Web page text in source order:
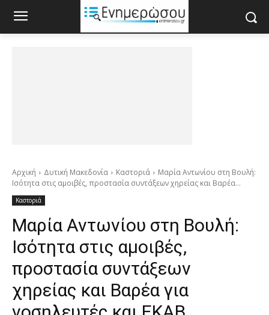
Αρχική Δυτική Μακεδονία Καστοριά
Μαρία Αντωνίου στη Βουλή:
Ισότητα στις αμοιβές, προστασία συντάξεων χηρείας και Βαρέα...
Καστοριά
Μαρία Αντωνίου στη Βουλή:
Ισότητα στις αμοιβές,
προστασία συντάξεων
χηρείας και Βαρέα για